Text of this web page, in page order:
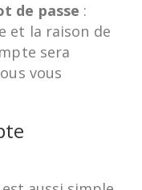
de passe :
et la raison de
sera
vous